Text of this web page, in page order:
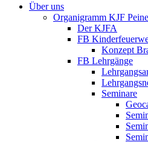
Über uns
Organigramm KJF Peine
Der KJFA
FB
Konzept
FB Lehrgänge
Seminare